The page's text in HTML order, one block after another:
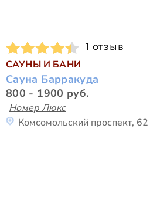
1 отзыв
САУНЫ И БАНИ
Сауна Барракуда
800 - 1900 руб.
Номер Люкс
Комсомольский проспект, 62